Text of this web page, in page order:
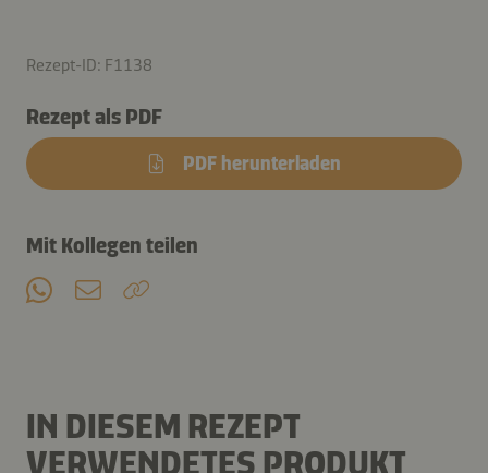
Rezept-ID: F1138
Rezept als PDF
PDF herunterladen
Mit Kollegen teilen
IN DIESEM REZEPT
VERWENDETES PRODUKT